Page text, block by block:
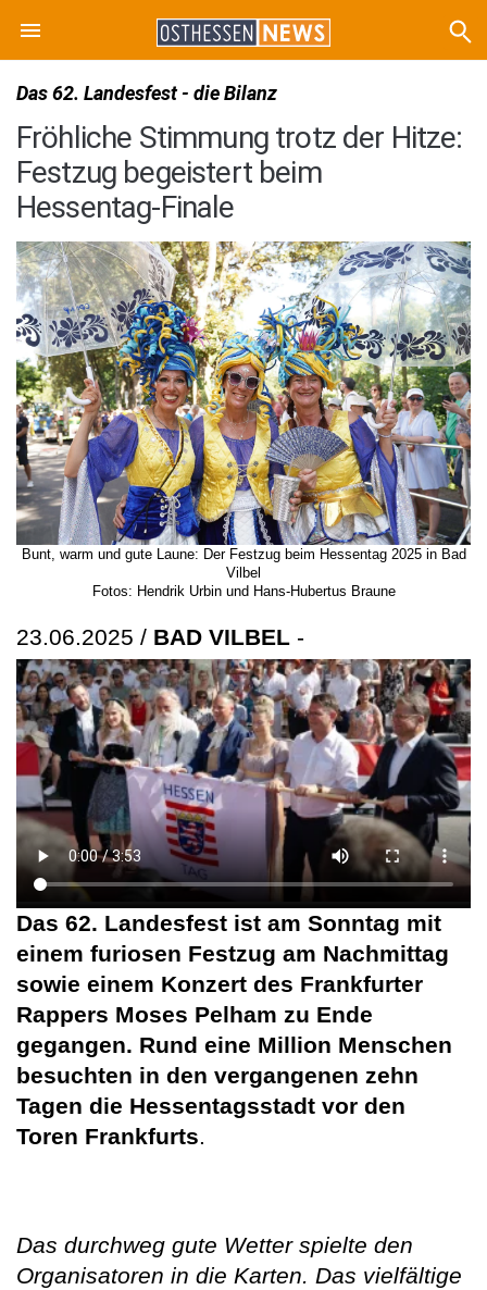
Das 62. Landesfest - die Bilanz
Fröhliche Stimmung trotz der Hitze:
Festzug begeistert beim
Hessentag-Finale
Bunt, warm und gute Laune: Der Festzug beim Hessentag 2025 in Bad
Vilbel
Fotos: Hendrik Urbin und Hans-Hubertus Braune
23.06.2025 / BAD VILBEL -
Das 62. Landesfest ist am Sonntag mit
einem furiosen Festzug am Nachmittag
sowie einem Konzert des Frankfurter
Rappers Moses Pelham zu Ende
gegangen. Rund eine Million Menschen
besuchten in den vergangenen zehn
Tagen die Hessentagsstadt vor den
Toren Frankfurts.
Das durchweg gute Wetter spielte den
Organisatoren in die Karten. Das vielfältige